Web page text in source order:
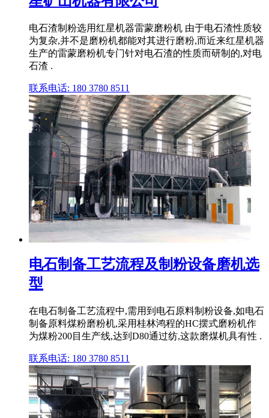
电石渣制粉选用红星机器雷蒙磨粉机 由于电石渣性质较
为复杂,并不是磨粉机都能对其进行磨粉,而近来红星机器
生产的雷蒙磨粉机专门针对电石渣的性质而研制的,对电
石渣 .
联系电话: 180 3780 8511
电石制备工艺流程及制粉设备磨机选
型
在电石制备工艺流程中,需用到电石原料制粉设备,如电石
制备原料煤粉磨粉机,采用桂林鸿程的HC摆式磨粉机作
为煤粉200目生产线,达到D80通过纺,这款磨煤机具有性 .
联系电话: 180 3780 8511